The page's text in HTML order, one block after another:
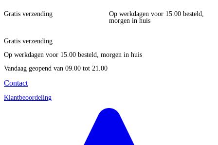
Gratis verzending
Op werkdagen voor 15.00 besteld,
morgen in huis
Gratis verzending
Op werkdagen voor 15.00 besteld, morgen in huis
Vandaag geopend van 09.00 tot 21.00
Contact
Klantbeoordeling